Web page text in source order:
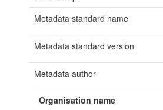
Metadata standard name
Metadata standard version
Metadata author
Organisation name